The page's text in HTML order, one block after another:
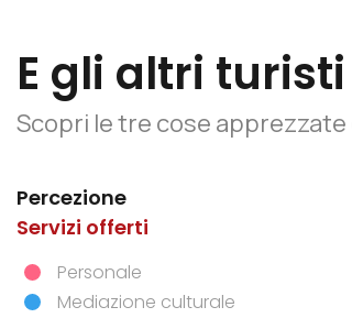
E gli altri
Scopri le tre cose apprezzate
Percezione
Servizi offerti
Personale
Mediazione culturale
Dimensione artistico-culturale
Componente esperienziale